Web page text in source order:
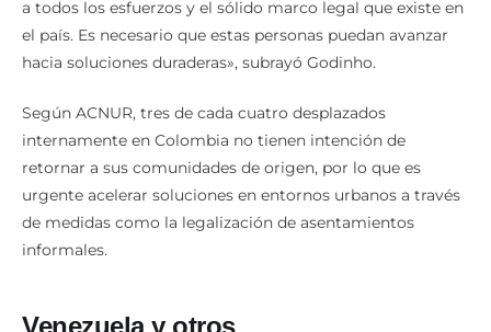
a todos los esfuerzos y el sólido marco legal que existe en
el país. Es necesario que estas personas puedan avanzar
Según ACNUR, tres de cada cuatro desplazados
internamente en Colombia no tienen intención de
retornar a sus comunidades de origen, por lo que es
urgente acelerar soluciones en entornos urbanos a través
de medidas como la legalización de asentamientos